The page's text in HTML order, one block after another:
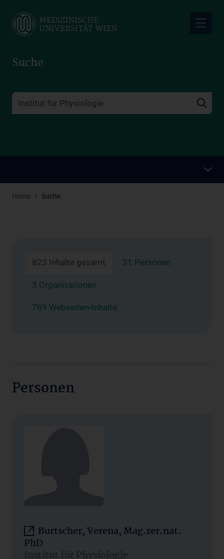
main
Suche
Home Suche
823 Inhalte gesamt 31 Personen
3 Organisationen
789 Webseiten-Inhalte
Personen
Burtscher, Verena, Mag.rer.nat.
PhD
Institut für Physiologie